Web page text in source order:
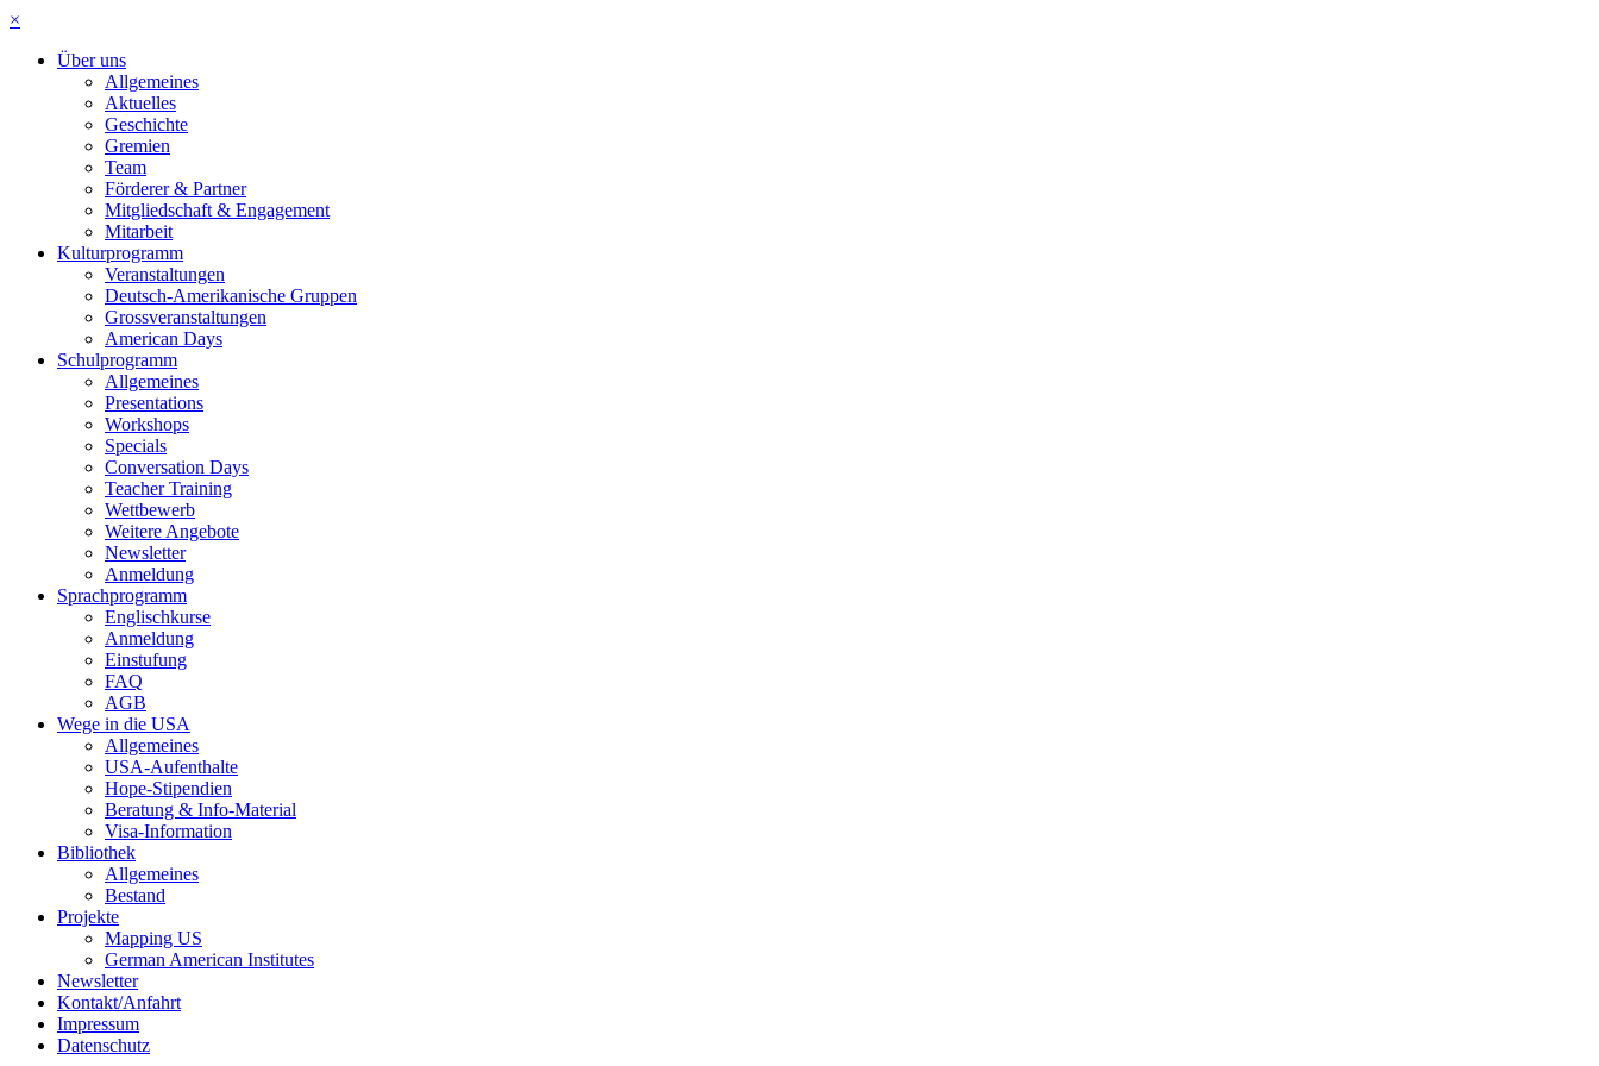
×
Über uns
Allgemeines
Aktuelles
Geschichte
Gremien
Team
Förderer & Partner
Mitgliedschaft & Engagement
Mitarbeit
Kulturprogramm
Veranstaltungen
Deutsch-Amerikanische Gruppen
Grossveranstaltungen
American Days
Schulprogramm
Allgemeines
Presentations
Workshops
Specials
Conversation Days
Teacher Training
Wettbewerb
Weitere Angebote
Newsletter
Anmeldung
Sprachprogramm
Englischkurse
Anmeldung
Einstufung
FAQ
AGB
Wege in die USA
Allgemeines
USA-Aufenthalte
Hope-Stipendien
Beratung & Info-Material
Visa-Information
Bibliothek
Allgemeines
Bestand
Projekte
Mapping US
German American Institutes
Newsletter
Kontakt/Anfahrt
Impressum
Datenschutz